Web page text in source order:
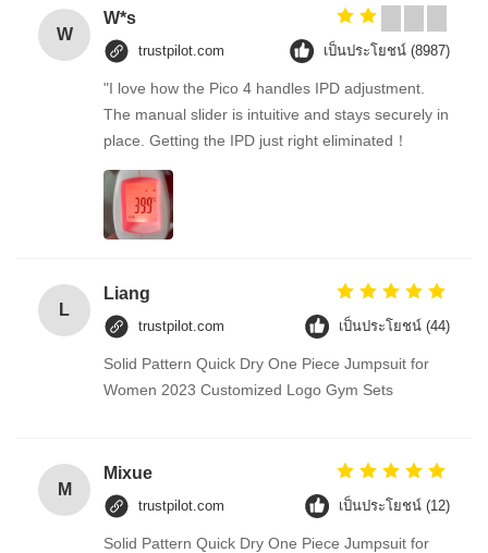
W
W*s
trustpilot.com เป็นประโยชน์ (8987)
"I love how the Pico 4 handles IPD adjustment.
The manual slider is intuitive and stays securely in
place. Getting the IPD just right eliminated！
L
Liang
trustpilot.com เป็นประโยชน์ (44)
Solid Pattern Quick Dry One Piece Jumpsuit for
Women 2023 Customized Logo Gym Sets
M
Mixue
trustpilot.com เป็นประโยชน์ (12)
Solid Pattern Quick Dry One Piece Jumpsuit for